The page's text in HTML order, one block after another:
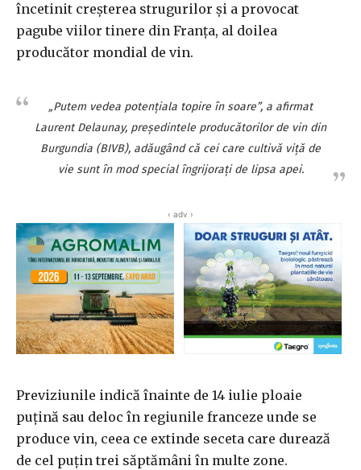
încetinit creşterea strugurilor şi a provocat
pagube viilor tinere din Franţa, al doilea
producător mondial de vin.
„Putem vedea potenţiala topire în soare”, a afirmat
Laurent Delaunay, preşedintele producătorilor de vin din
Burgundia (BIVB), adăugând că cei care cultivă viţă de
vie sunt în mod special îngrijoraţi de lipsa apei.
‹ adv ›
Previziunile indică înainte de 14 iulie ploaie
puţină sau deloc în regiunile franceze unde se
produce vin, ceea ce extinde seceta care durează
de cel puţin trei săptămâni în multe zone.